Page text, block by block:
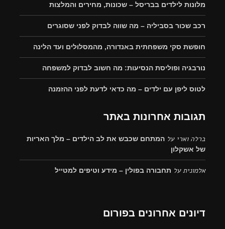
מלונות לילדים בבריסל – שכונות, מחירים והמלצות
רכב שכור בסביליה – מה שווה לבדוק לפני שסוגרים
חופשת סקי משפחתית באנדורה, מהמסלולים ועד הלינה
נורבגיה ופוליסת הנסיעות: מה חשוב לבדוק למשפחה
לטוס ליפן עם ילדים – מה כדאי לדעת לפני ההזמנה
תגובות אחרונות באתר
ברלה וארי על המתחם שכבש את לב הילדים – מלך האריות
של אשקלון
אלמוניתעל תחבורה בפולין – מידע וטיפים למטייל
דיונים אחרונים בפורום